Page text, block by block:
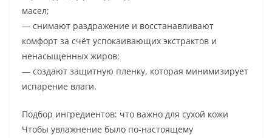
масел;
— снимают раздражение и восстанавливают
комфорт за счёт успокаивающих экстрактов и
ненасыщенных жиров;
— создают защитную пленку, которая минимизирует
испарение влаги.
Подбор ингредиентов: что важно для сухой кожи
Чтобы увлажнение было по-настоящему